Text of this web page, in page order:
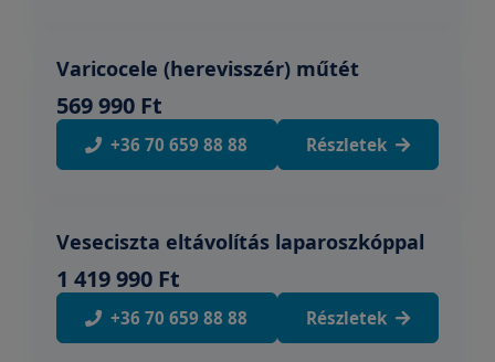
Varicocele (herevisszér) műtét
569 990 Ft
+36 70 659 88 88 Részletek
Veseciszta eltávolítás laparoszkóppal
1 419 990 Ft
+36 70 659 88 88 Részletek